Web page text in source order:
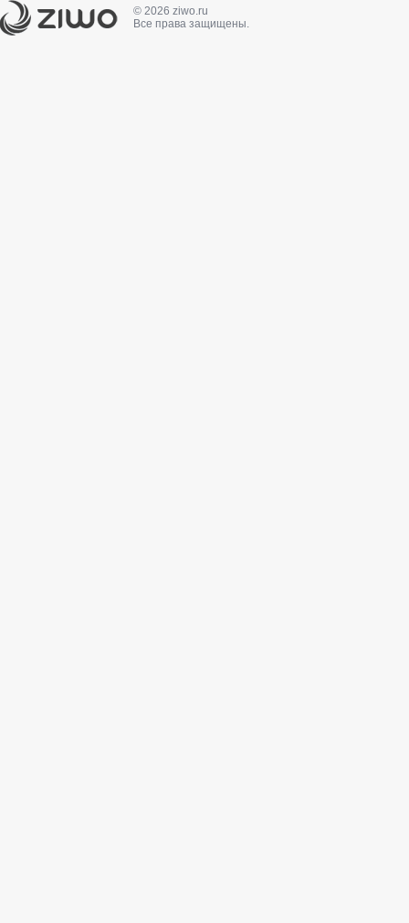
© 2026 ziwo.ru
Все права защищены.